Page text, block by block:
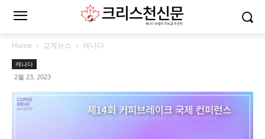
Home 교계뉴스 캐나다
캐나다
2월 23, 2023